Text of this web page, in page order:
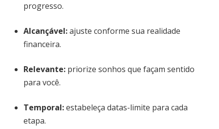
progresso.
Alcançável:ajuste conforme sua realidade
financeira.
Relevante: priorize sonhos que façam sentido
para você.
Temporal:estabeleça datas-limite para cada
etapa.